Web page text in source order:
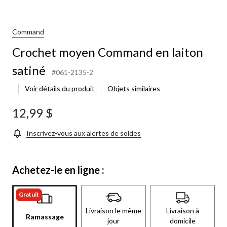
Command
Crochet moyen Command en laiton
satiné
#061-2135-2
Voir détails du produit
Objets similaires
12,99 $
Inscrivez-vous aux alertes de soldes
Achetez-le en ligne :
Gratuit
Ramassage
Livraison le même
jour
Livraison à
domicile